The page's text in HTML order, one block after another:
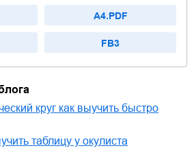
A4.PDF
FB3
круг как выучить быстро
таблицу у окулиста